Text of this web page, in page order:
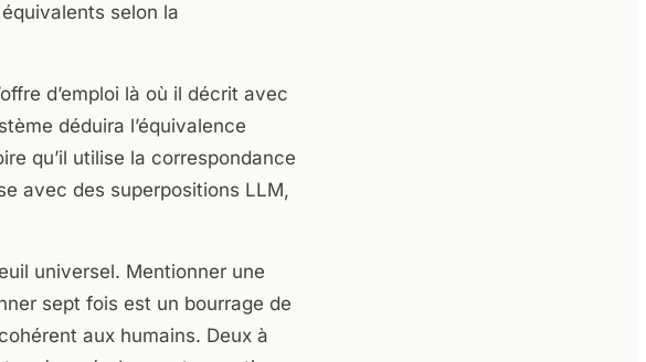
selon la
d’emploi là où il décrit avec
déduira l’équivalence
qu’il utilise la correspondance
avec des superpositions LLM,
universel. Mentionner une
sept fois est un bourrage de
aux humains. Deux à